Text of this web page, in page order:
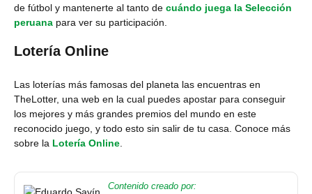
de fútbol y mantenerte al tanto de cuándo juega la Selección
peruana para ver su participación.
Lotería Online
Las loterías más famosas del planeta las encuentras en
TheLotter, una web en la cual puedes apostar para conseguir
los mejores y más grandes premios del mundo en este
reconocido juego, y todo esto sin salir de tu casa. Conoce más
sobre la Lotería Online
Contenido creado por: